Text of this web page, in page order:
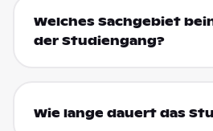
Welches Sachgebiet
der Studiengang?
Wie lange dauert das